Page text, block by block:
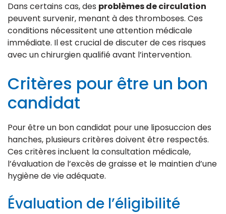
Dans certains cas, des problèmes de circulation
peuvent survenir, menant à des thromboses. Ces
conditions nécessitent une attention médicale
immédiate. Il est crucial de discuter de ces risques
avec un chirurgien qualifié avant l’intervention.
Critères pour être un bon
candidat
Pour être un bon candidat pour une liposuccion des
hanches, plusieurs critères doivent être respectés.
Ces critères incluent la consultation médicale,
l’évaluation de l’excès de graisse et le maintien d’une
hygiène de vie adéquate.
Évaluation de l’éligibilité